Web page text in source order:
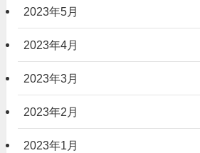
2023年5月
2023年4月
2023年3月
2023年2月
2023年1月